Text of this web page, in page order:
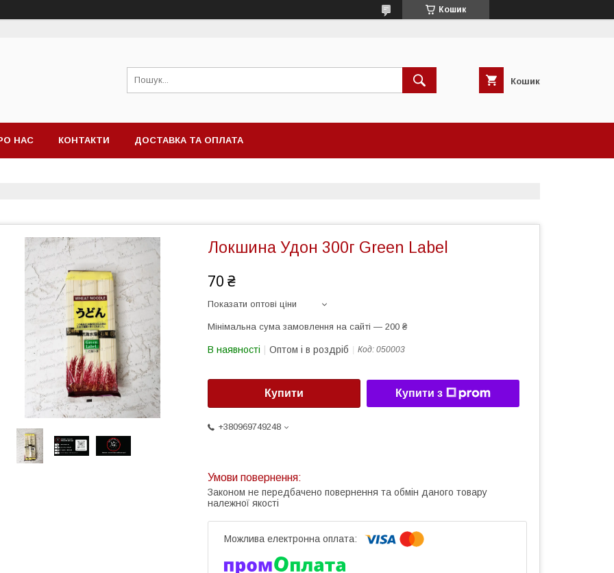
Кошик
Кошик
НАС КОНТАКТИ ДОСТАВКА ТА ОПЛАТА
Локшина Удон 300г Green Label
70 ₴
Показати оптові ціни
Мінімальна сума замовлення на сайті — 200 ₴
В наявності Оптом і в роздріб Код: 050003
Купити Купити з
+380969749248
Законом не передбачено повернення та обмін даного товару
належної якості